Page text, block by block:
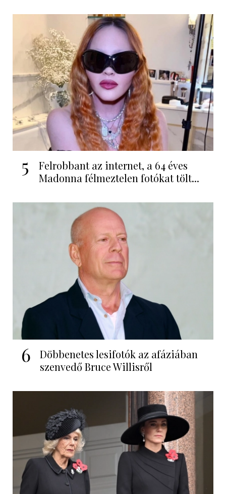
5
Felrobbant az internet, a 64 éves
Madonna félmeztelen fotókat tölt...
6
Döbbenetes lesifotók az afáziában
szenvedő Bruce Willisről